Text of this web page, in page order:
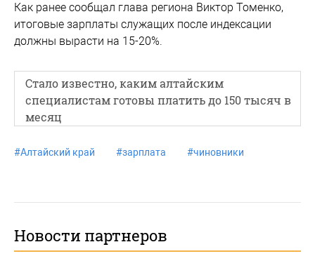
Как ранее сообщал глава региона Виктор Томенко,
итоговые зарплаты служащих после индексации
должны вырасти на 15-20%.
Стало известно, каким алтайским
специалистам готовы платить до 150 тысяч в
месяц
#Алтайский край #зарплата #чиновники
Новости партнеров